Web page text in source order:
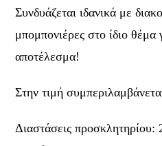
Συνδυάζεται ιδανικά με
μπομπονιέρες στο ίδιο
αποτέλεσμα!
Στην τιμή
Διαστάσεις